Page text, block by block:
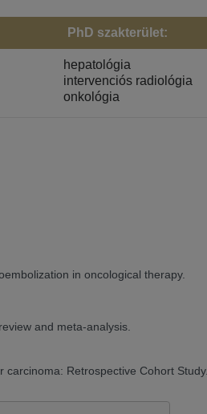
PhD szakterület:
hepatológia
intervenciós radiológia
onkológia
in oncological therapy.
and meta-analysis.
Retrospective Cohort Study.